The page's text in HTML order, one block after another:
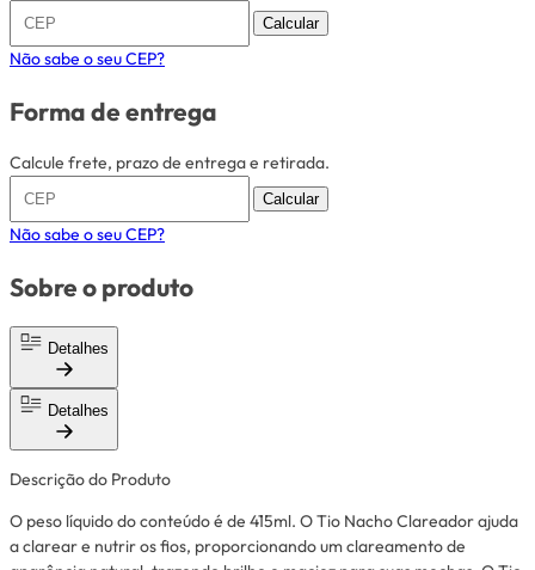
Calcular
Não sabe o seu CEP?
Forma de entrega
Calcule frete, prazo de entrega e retirada.
Calcular
Não sabe o seu CEP?
Sobre o produto
Detalhes
Detalhes
Descrição do Produto
O peso líquido do conteúdo é de 415ml. O Tio Nacho Clareador ajuda
a clarear e nutrir os fios, proporcionando um clareamento de